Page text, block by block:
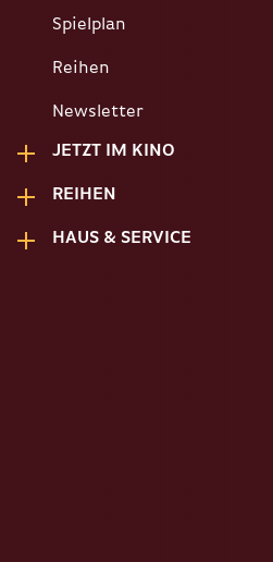
Spielplan
Reihen
Newsletter
JETZT IM KINO
REIHEN
HAUS & SERVICE